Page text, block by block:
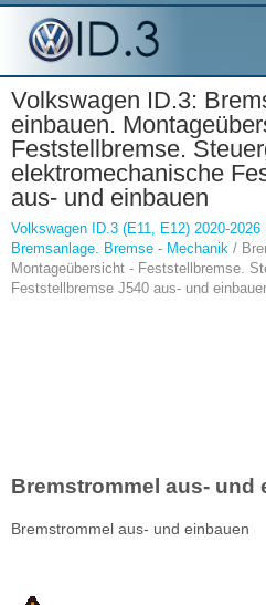
Volkswagen ID.3:
einbauen.
Feststellbremse.
elektromechanische
aus- und einbauen
Volkswagen ID.3 (E11, E12) 2020-2026
Bremsanlage. Bremse - Mechanik /
Montageübersicht - Feststellbremse.
Feststellbremse J540 aus- und
Bremstrommel aus- und
Bremstrommel aus- und einbauen